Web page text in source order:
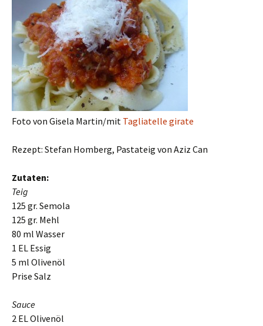
Foto von Gisela Martin/mit Tagliatelle girate
Rezept: Stefan Homberg, Pastateig von Aziz Can
Zutaten:
Teig
125 gr. Semola
125 gr. Mehl
80 ml Wasser
1 EL Essig
5 ml Olivenöl
Prise Salz
Sauce
2 EL Olivenöl